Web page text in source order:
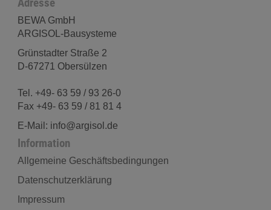
BEWA GmbH
ARGISOL-Bausysteme
Grünstadter Straße 2
D-67271 Obersülzen
Tel. +49- 63 59 / 93 26-0
Fax +49- 63 59 / 81 81 4
E-Mail: info@argisol.de
Information
Allgemeine Geschäftsbedingungen
Datenschutzerklärung
Impressum